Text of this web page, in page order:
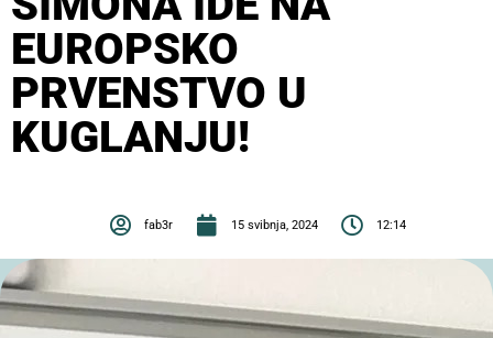
EUROPSKO
PRVENSTVO U
KUGLANJU!
fab3r 15 svibnja, 2024 12:14